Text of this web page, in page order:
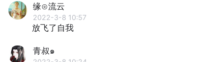
缘⊙流云
2022-3-8 10:57
放飞了自我
青叔๑